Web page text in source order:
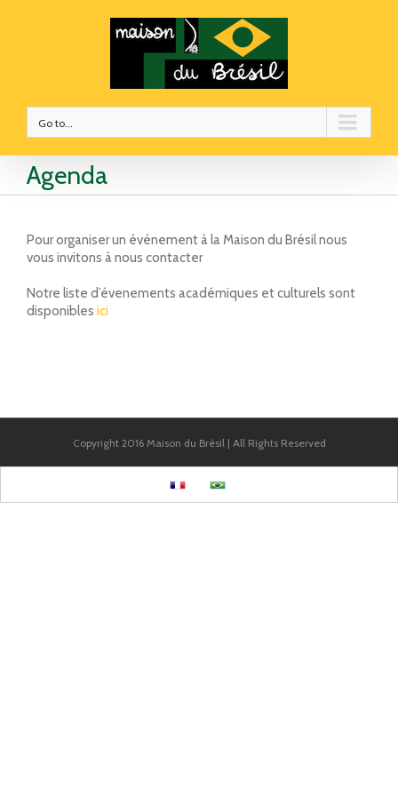
Go to...
Agenda
Pour organiser un événement à la Maison du Brésil nous
vous invitons à nous contacter
Notre liste d’évenements académiques et culturels sont
disponibles ici
Copyright 2016 Maison du Brésil | All Rights Reserved